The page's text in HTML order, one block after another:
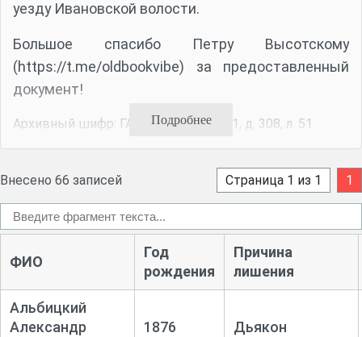
уезду Ивановской волости.
Большое спасибо Петру Высотскому
(https://t.me/oldbookvibe) за предоставленный
документ!
Архивный шифр: ГАИО ф. Р-980, оп. 1, д. 308, л. 51
Подробнее
Внесено 66 записей Страница 1 из 1 1
ФИО
Год
рождения
Причина
лишения
Альбицкий
Александр
1876 Дьякон